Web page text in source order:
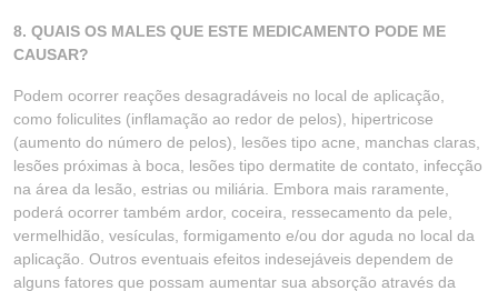
8. QUAIS OS MALES QUE ESTE MEDICAMENTO PODE ME
CAUSAR?
Podem ocorrer reações desagradáveis no local de aplicação,
como foliculites (inflamação ao redor de pelos), hipertricose
(aumento do número de pelos), lesões tipo acne, manchas claras,
lesões próximas à boca, lesões tipo dermatite de contato, infecção
na área da lesão, estrias ou miliária. Embora mais raramente,
poderá ocorrer também ardor, coceira, ressecamento da pele,
vermelhidão, vesículas, formigamento e/ou dor aguda no local da
aplicação. Outros eventuais efeitos indesejáveis dependem de
alguns fatores que possam aumentar sua absorção através da